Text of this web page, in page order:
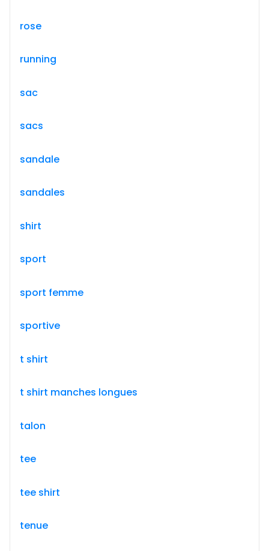
rose
running
sac
sacs
sandale
sandales
shirt
sport
sport femme
sportive
t shirt
t shirt manches longues
talon
tee
tee shirt
tenue